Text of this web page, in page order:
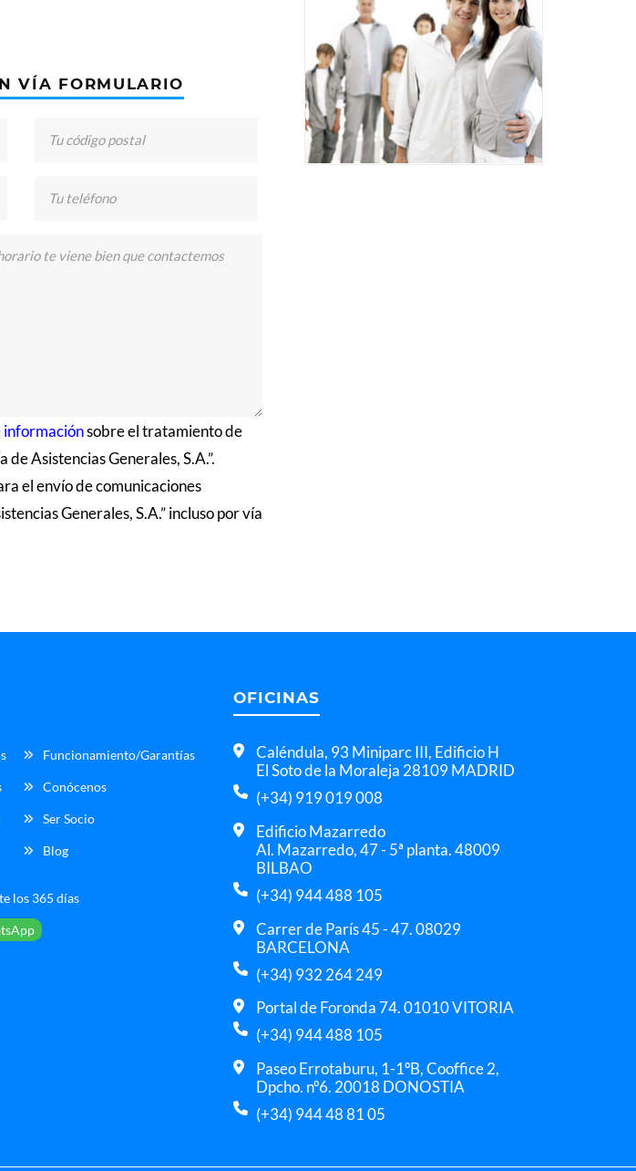
VÍA FORMULARIO
informaciónsobre el tratamiento de
Asistencias Generales, S.A.”.
el envío de comunicaciones
Generales, S.A.” incluso por vía
Funcionamiento/Garantías
Conócenos
Ser Socio
Blog
los 365 días
OFICINAS
Caléndula, 93 Miniparc III, Edificio H
El Soto de la Moraleja 28109 MADRID
(+34) 919 019 008
Edificio Mazarredo
Al. Mazarredo, 47 - 5ª planta. 48009
BILBAO
(+34) 944 488 105
Carrer de París 45 - 47. 08029
BARCELONA
(+34) 932 264 249
Portal de Foronda 74. 01010 VITORIA
(+34) 944 488 105
Paseo Errotaburu, 1-1ºB, Cooffice 2,
Dpcho. nº6. 20018 DONOSTIA
(+34) 944 48 81 05